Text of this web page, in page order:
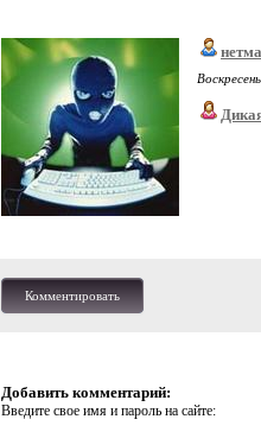
Комментировать
Добавить комментарий:
Введите свое имя и пароль на сайте: